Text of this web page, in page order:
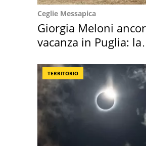
Ceglie Messapica
Giorgia Meloni
vacanza in Puglia: la
TERRITORIO